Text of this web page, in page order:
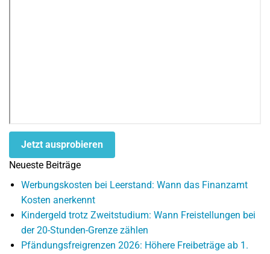
Jetzt ausprobieren
Neueste Beiträge
Werbungskosten bei Leerstand: Wann das Finanzamt
Kosten anerkennt
Kindergeld trotz Zweitstudium: Wann Freistellungen bei
der 20-Stunden-Grenze zählen
Pfändungsfreigrenzen 2026: Höhere Freibeträge ab 1.